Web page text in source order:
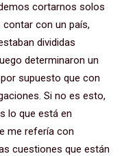
cortarnos solos
con un país,
divididas
determinaron un
supuesto que con
Si no es esto,
lo que está en
me refería con
cuestiones que están